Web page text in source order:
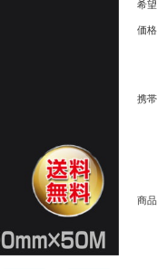
希
価
携
商